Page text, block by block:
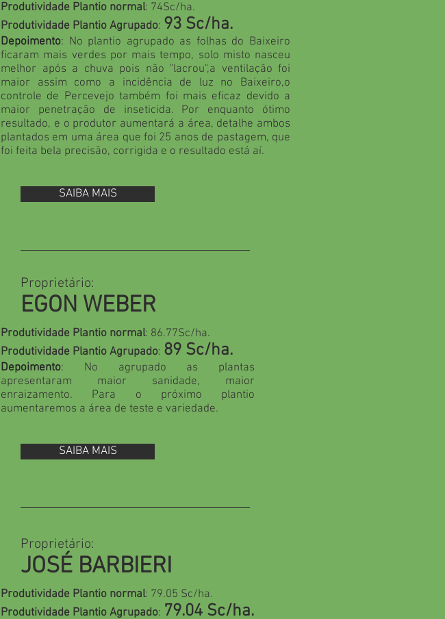
Produtividade Plantio normal: 74Sc/ha.
Produtividade Plantio Agrupado: 93 Sc/ha.
Depoimento: No plantio agrupado as folhas do Baixeiro
ficaram mais verdes por mais tempo, solo misto nasceu
melhor após a chuva pois não "lacrou",a ventilação foi
maior assim como a incidência de luz no Baixeiro,o
controle de Percevejo também foi mais eficaz devido a
maior penetração de inseticida. Por enquanto ótimo
resultado, e o produtor aumentará a área, detalhe ambos
plantados em uma área que foi 25 anos de pastagem, que
foi feita bela precisão, corrigida e o resultado está aí.
SAIBA MAIS
Proprietário:
EGON WEBER
Produtividade Plantio normal: 86.77Sc/ha.
Produtividade Plantio Agrupado: 89 Sc/ha.
Depoimento: No agrupado as plantas
apresentaram maior sanidade, maior
enraizamento. Para o próximo plantio
aumentaremos a área de teste e variedade.
SAIBA MAIS
Proprietário:
JOSÉ BARBIERI
Produtividade Plantio normal: 79.05 Sc/ha.
Produtividade Plantio Agrupado: 79.04 Sc/ha.